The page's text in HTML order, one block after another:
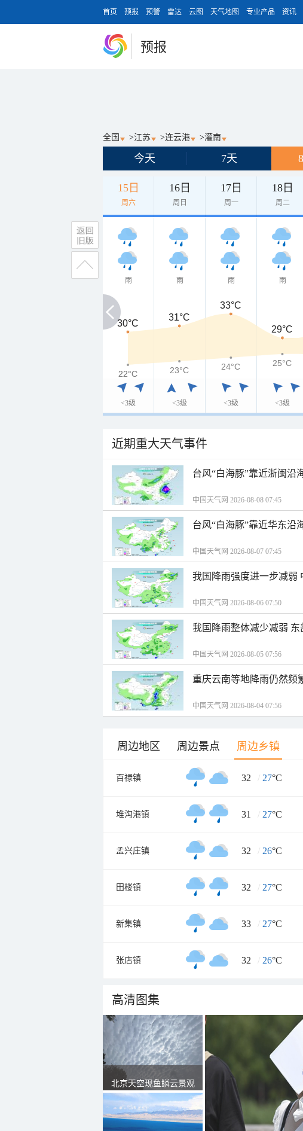
首页 预报 预警 雷达 云图 天气地图 专业产品 资讯
预报
全国 >江苏 >连云港 >灌南
今天 7天
15日
周六
16日
周日
17日
周一
18日
周二
雨
<3级
雨
<3级
雨
<3级
雨
<3级
30°C
30°C
31°C
33°C
29°C
22°C
22°C 23°C 24°C 25°C
近期重大天气事件
台风“白海豚”靠近浙闽沿
中国天气网 2026-08-08 07:45
台风“白海豚”靠近华东沿
中国天气网 2026-08-07 07:45
我国降雨强度进一步减弱
中国天气网 2026-08-06 07:50
我国降雨整体减少减弱
中国天气网 2026-08-05 07:56
重庆云南等地降雨仍然频
中国天气网 2026-08-04 07:56
周边地区 周边景点 周边乡镇
百禄镇 32 / 27°C
堆沟港镇 31 / 27°C
孟兴庄镇 32 / 26°C
田楼镇 32 / 27°C
新集镇 33 / 27°C
张店镇 32 / 26°C
高清图集
北京天空现鱼鳞云景观